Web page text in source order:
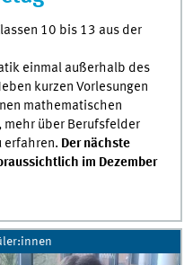
10 bis 13 aus der
einmal außerhalb des
kurzen Vorlesungen
mathematischen
mehr über Berufsfelder
erfahren. Der nächste
im Dezember